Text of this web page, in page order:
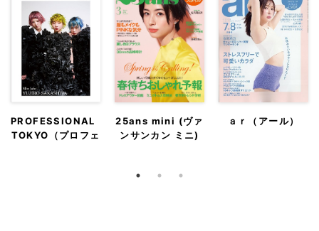
PROFESSIONAL
TOKYO（プロフェ
25ans mini (ヴァ
ンサンカン ミニ)
ａｒ（アール）